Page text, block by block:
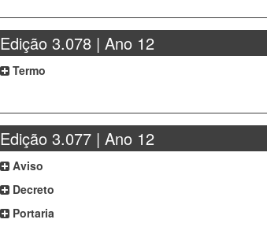
Edição 3.078 | Ano 12
Termo
Edição 3.077 | Ano 12
Aviso
Decreto
Portaria